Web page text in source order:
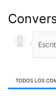
TODOS LOS